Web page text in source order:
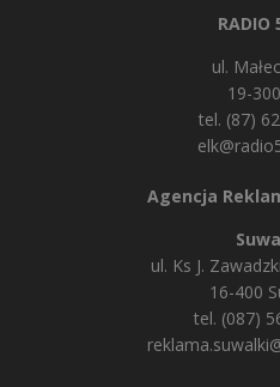
RADIO
ul.
19-
tel. (87)
Agencja
ul. Ks J.
16-400
tel. (087)